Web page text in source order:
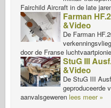
Fairchild Aircraft in de late
Farman
&Video
De Farman
door de Franse
StuG III
&Video
De StuG III
geproduceerde
aanvalsgeweren lees meer »